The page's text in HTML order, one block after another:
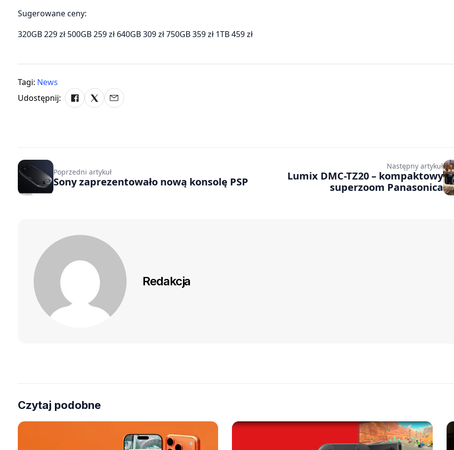
Sugerowane ceny:
320GB 229 zł 500GB 259 zł 640GB 309 zł 750GB 359 zł 1TB 459 zł
Tagi: News
Udostępnij:
Poprzedni artykuł
Sony zaprezentowało nową konsolę PSP
Następny artykuł
Lumix DMC-TZ20 – kompaktowy
superzoom Panasonica
Redakcja
Czytaj podobne